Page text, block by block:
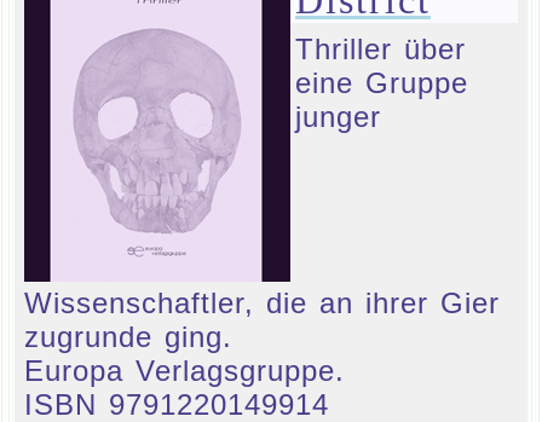
Thriller über
eine Gruppe
junger
Wissenschaftler, die an ihrer Gier
zugrunde ging.
Europa Verlagsgruppe.
ISBN 9791220149914